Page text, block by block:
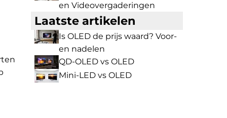
en Videovergaderingen
Laatste artikelen
Is OLED de prijs waard? Voor-
en nadelen
QD-OLED vs OLED
Mini-LED vs OLED